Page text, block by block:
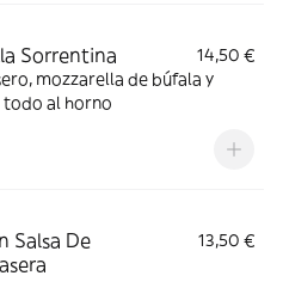
Sorrentina
14,50 €
mozzarella de búfala y
todo al horno
Salsa De
13,50 €